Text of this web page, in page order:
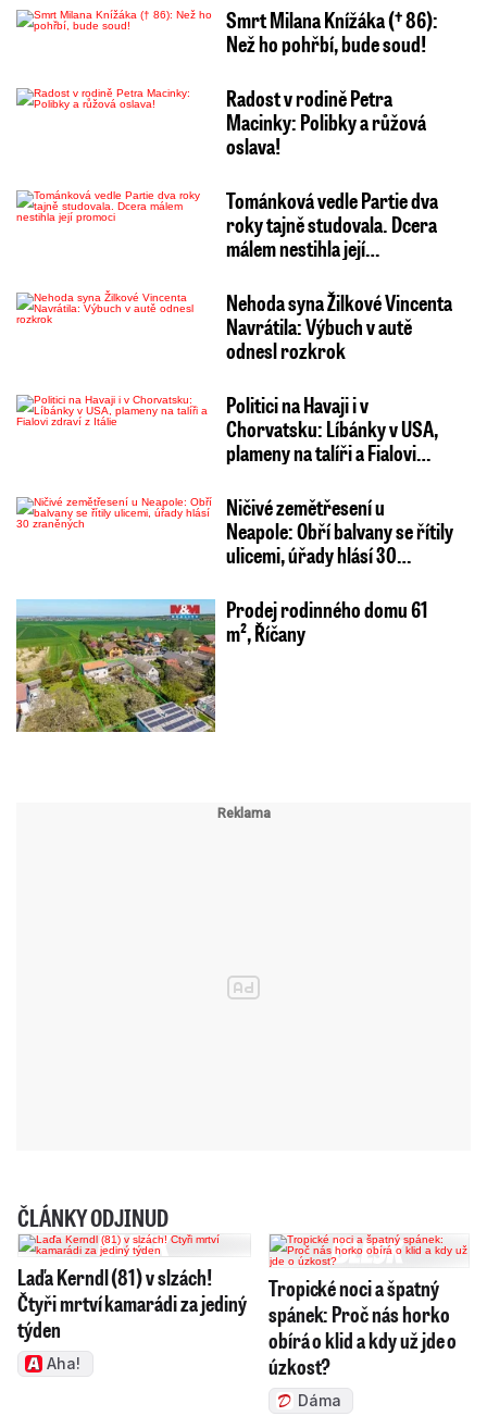
Smrt Milana Knížáka († 86):
Než ho pohřbí, bude soud!
Radost v rodině Petra
Macinky: Polibky a růžová
oslava!
Tománková vedle Partie dva
roky tajně studovala. Dcera
málem nestihla její…
Nehoda syna Žilkové Vincenta
Navrátila: Výbuch v autě
odnesl rozkrok
Politici na Havaji i v
Chorvatsku: Líbánky v USA,
plameny na talíři a Fialovi…
Ničivé zemětřesení u
Neapole: Obří balvany se řítily
ulicemi, úřady hlásí 30…
Prodej rodinného domu 61
m², Říčany
ČLÁNKY ODJINUD
Laďa Kerndl (81) v slzách!
Čtyři mrtví kamarádi za jediný
týden
Aha!
Tropické noci a špatný
spánek: Proč nás horko
obírá o klid a kdy už jde o
úzkost?
Dáma